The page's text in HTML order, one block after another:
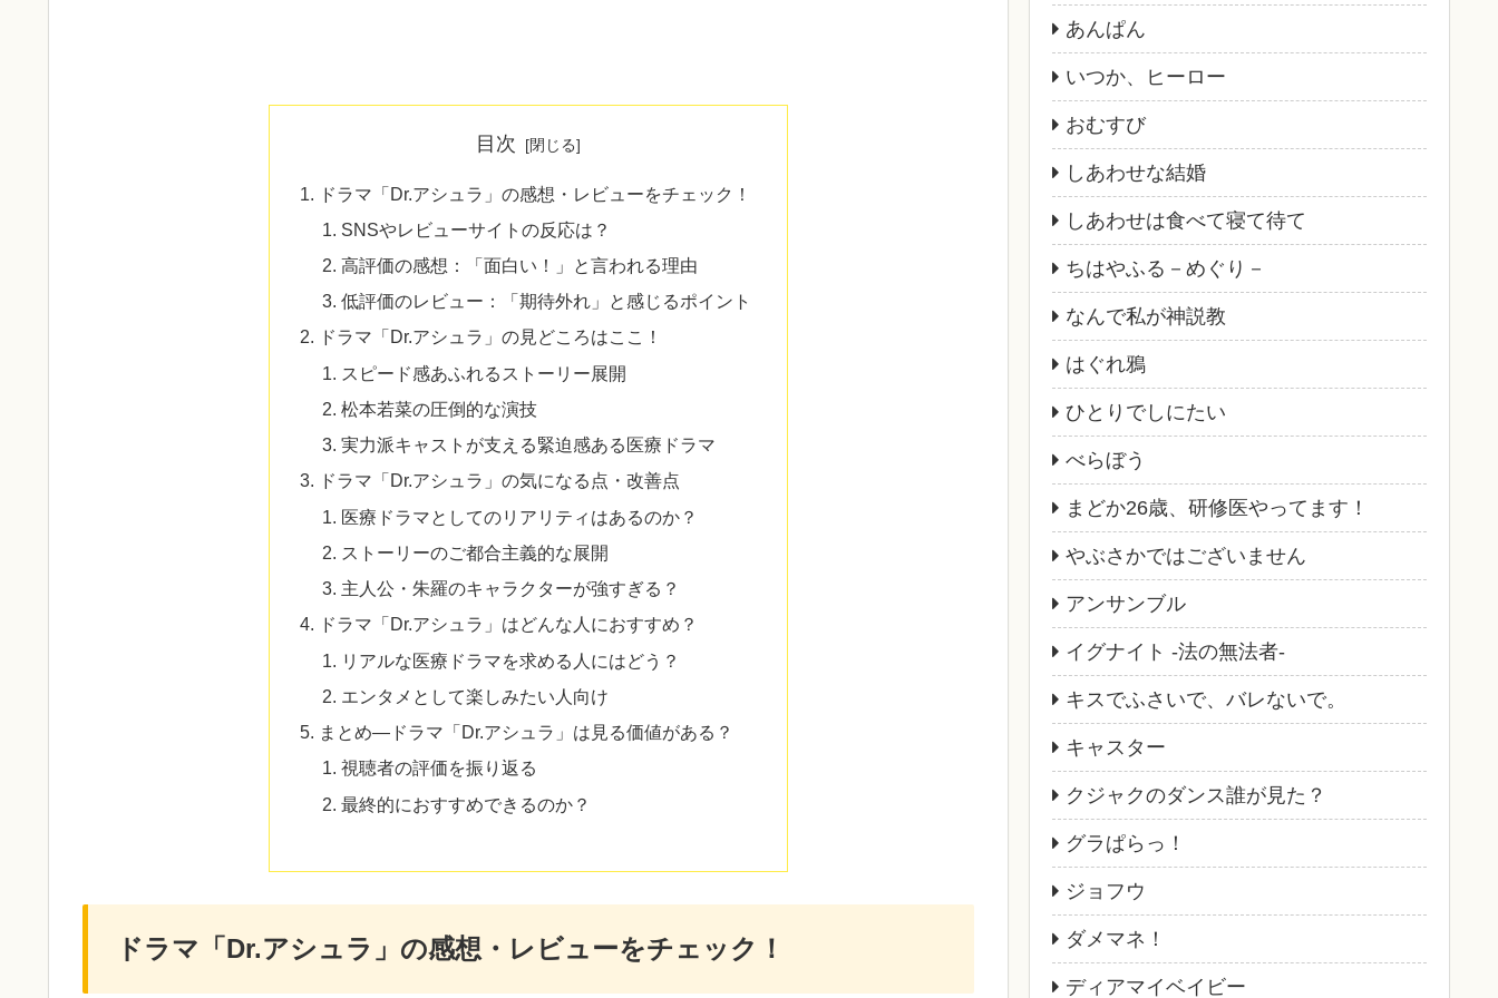
目次
ドラマ「Dr.アシュラ」の感想・レビューをチェック！
SNSやレビューサイトの反応は？
高評価の感想：「面白い！」と言われる理由
低評価のレビュー：「期待外れ」と感じるポイント
ドラマ「Dr.アシュラ」の見どころはここ！
スピード感あふれるストーリー展開
松本若菜の圧倒的な演技
実力派キャストが支える緊迫感ある医療ドラマ
ドラマ「Dr.アシュラ」の気になる点・改善点
医療ドラマとしてのリアリティはあるのか？
ストーリーのご都合主義的な展開
主人公・朱羅のキャラクターが強すぎる？
ドラマ「Dr.アシュラ」はどんな人におすすめ？
リアルな医療ドラマを求める人にはどう？
エンタメとして楽しみたい人向け
まとめ—ドラマ「Dr.アシュラ」は見る価値がある？
視聴者の評価を振り返る
最終的におすすめできるのか？
ドラマ「Dr.アシュラ」の感想・レビューをチェック！
あんぱん
いつか、ヒーロー
おむすび
しあわせな結婚
しあわせは食べて寝て待て
ちはやふる－めぐり－
なんで私が神説教
はぐれ鴉
ひとりでしにたい
べらぼう
まどか26歳、研修医やってます！
やぶさかではございません
アンサンブル
イグナイト -法の無法者-
キスでふさいで、バレないで。
キャスター
クジャクのダンス誰が見た？
グラぱらっ！
ジョフウ
ダメマネ！
ディアマイベイビー